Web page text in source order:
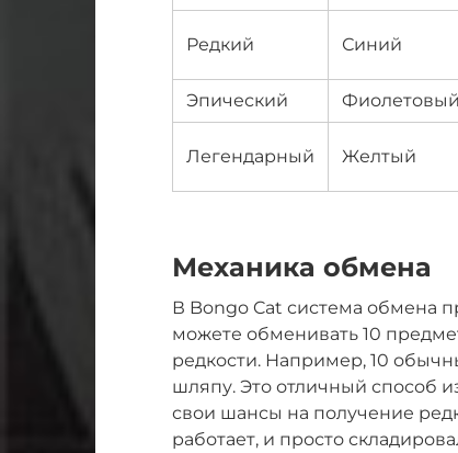
Редкий Синий
Эпический Фиолетовый
Легендарный Желтый
Механика обмена
В Bongo Cat система обмена
можете обменивать 10
редкости. Например, 10
шляпу. Это отличный способ
свои шансы на получение
работает, и просто